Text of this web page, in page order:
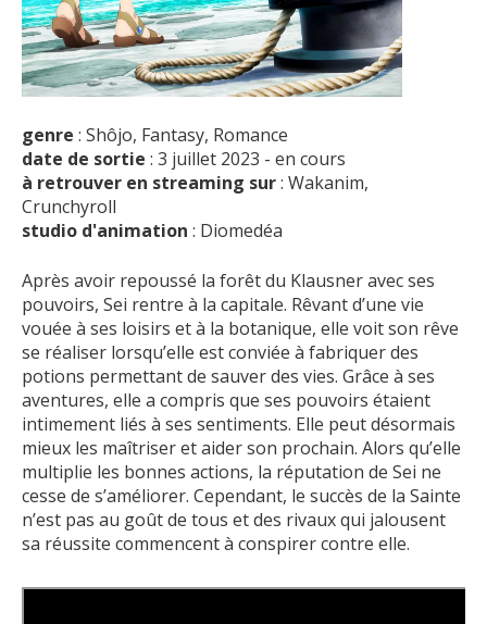
genre : Shôjo, Fantasy, Romance
date de sortie : 3 juillet 2023 - en cours
à retrouver en streaming sur: Wakanim,
Crunchyroll
studio d'animation : Diomedéa
Après avoir repoussé la forêt du Klausner avec ses
pouvoirs, Sei rentre à la capitale. Rêvant d’une vie
vouée à ses loisirs et à la botanique, elle voit son rêve
se réaliser lorsqu’elle est conviée à fabriquer des
potions permettant de sauver des vies. Grâce à ses
aventures, elle a compris que ses pouvoirs étaient
intimement liés à ses sentiments. Elle peut désormais
mieux les maîtriser et aider son prochain. Alors qu’elle
multiplie les bonnes actions, la réputation de Sei ne
cesse de s’améliorer. Cependant, le succès de la Sainte
n’est pas au goût de tous et des rivaux qui jalousent
sa réussite commencent à conspirer contre elle.